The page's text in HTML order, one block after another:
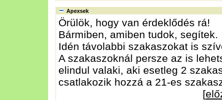
Apexsek
Örülök, hogy van érdeklődés rá!
Bármiben, amiben tudok, segítek.
Idén távolabbi szakaszokat is
A szakaszoknál persze az is
elindul valaki, aki esetleg 2
csatlakozik hozzá a 21-es
[